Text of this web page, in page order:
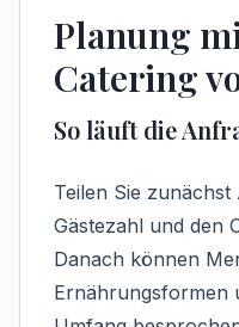
Planung
Catering
So läuft die
Teilen Sie
Gästezahl und den
Danach können
Ernährungsformen